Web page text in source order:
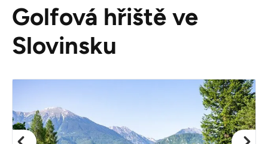
Golfová hřiště ve
Slovinsku